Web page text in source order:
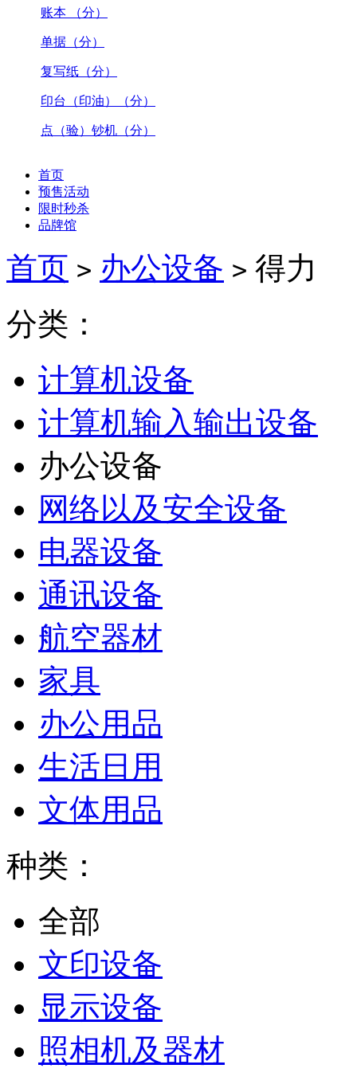
账本 （分）
单据（分）
复写纸（分）
印台（印油）（分）
点（验）钞机（分）
首页
预售活动
限时秒杀
品牌馆
首页 > 办公设备 > 得力
分类：
计算机设备
计算机输入输出设备
办公设备
网络以及安全设备
电器设备
通讯设备
航空器材
家具
办公用品
生活日用
文体用品
种类：
全部
文印设备
显示设备
照相机及器材